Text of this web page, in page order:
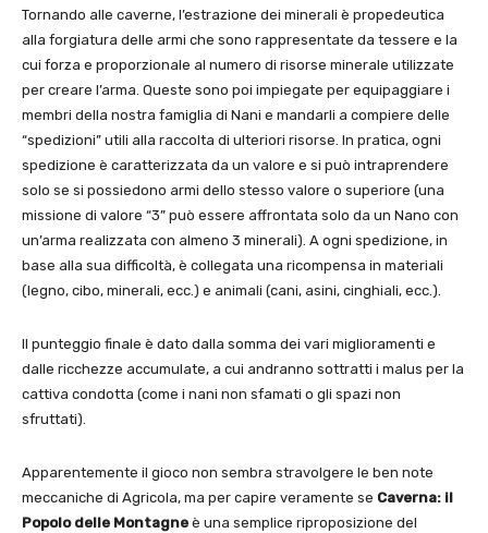
Tornando alle caverne, l’estrazione dei minerali è propedeutica
alla forgiatura delle armi che sono rappresentate da tessere e la
cui forza e proporzionale al numero di risorse minerale utilizzate
per creare l’arma. Queste sono poi impiegate per equipaggiare i
membri della nostra famiglia di Nani e mandarli a compiere delle
“spedizioni” utili alla raccolta di ulteriori risorse. In pratica, ogni
spedizione è caratterizzata da un valore e si può intraprendere
solo se si possiedono armi dello stesso valore o superiore (una
missione di valore “3” può essere affrontata solo da un Nano con
un’arma realizzata con almeno 3 minerali). A ogni spedizione, in
base alla sua difficoltà, è collegata una ricompensa in materiali
(legno, cibo, minerali, ecc.) e animali (cani, asini, cinghiali, ecc.).
Il punteggio finale è dato dalla somma dei vari miglioramenti e
dalle ricchezze accumulate, a cui andranno sottratti i malus per la
cattiva condotta (come i nani non sfamati o gli spazi non
sfruttati).
Apparentemente il gioco non sembra stravolgere le ben note
meccaniche di Agricola, ma per capire veramente se Caverna: il
Popolo delle Montagne è una semplice riproposizione del